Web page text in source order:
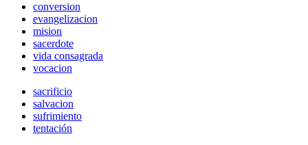
conversion
evangelizacion
mision
sacerdote
vida consagrada
vocacion
sacrificio
salvacion
sufrimiento
tentación